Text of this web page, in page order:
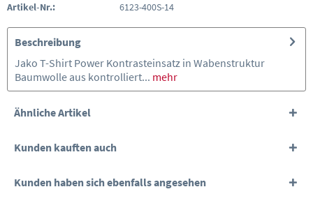
Artikel-Nr.: 6123-400S-14
Beschreibung
Jako T-Shirt Power Kontrasteinsatz in Wabenstruktur
Baumwolle aus kontrolliert... mehr
Ähnliche Artikel
Kunden kauften auch
Kunden haben sich ebenfalls angesehen